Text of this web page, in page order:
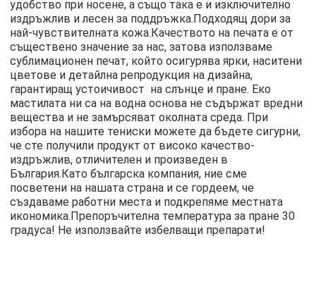
удобство при носене, а също така е и изключително
издръжлив и лесен за поддръжка.Подходящ дори за
най-чувствителната кожа.Качеството на печата е от
съществено значение за нас, затова използваме
сублимационен печат, който осигурява ярки, наситени
цветове и детайлна репродукция на дизайна,
гарантиращ устоичивост на слънце и пране. Еко
мастилата ни са на водна основа не съдържат вредни
вещества и не замърсяват околната среда. При
избора на нашите тениски можете да бъдете сигурни,
че сте получили продукт от високо качество-
издръжлив, отличителен и произведен в
България.Като българска компания, ние сме
посветени на нашата страна и се гордеем, че
създаваме работни места и подкрепяме местната
икономика.Препоръчителна температура за пране 30
градуса! Не използвайте избелващи препарати!